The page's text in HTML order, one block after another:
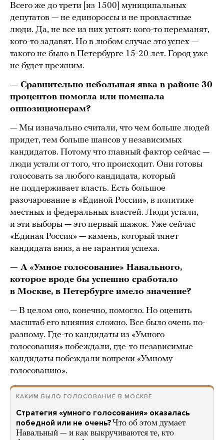
Всего же до трети [из 1500] муниципальных
депутатов — не единороссы и не провластные
люди. Да, не все из них устоят: кого-то переманят,
кого-то задавят. Но в любом случае это успех —
такого не было в Петербурге 15-20 лет. Город уже
не будет прежним.
— Сравнительно небольшая явка в районе 30
процентов помогла или помешала
оппозиционерам?
— Мы изначально считали, что чем больше людей
придет, тем больше шансов у независимых
кандидатов. Потому что главный фактор сейчас —
люди устали от того, что происходит. Они готовы
голосовать за любого кандидата, который
не поддерживает власть. Есть большое
разочарование в «Единой России», в политике
местных и федеральных властей. Люди устали,
и эти выборы — это первый шажок. Уже сейчас
«Единая Россия» — камень, который тянет
кандидата вниз, а не гарантия успеха.
— А «Умное голосование» Навального,
которое вроде бы успешно сработало
в Москве, в Петербурге имело значение?
— В целом оно, конечно, помогло. Но оценить
масштаб его влияния сложно. Все было очень по-
разному. Где-то кандидаты из «Умного
голосования» побеждали, где-то независимые
кандидаты побеждали вопреки «Умному
голосованию».
КАКИМ БЫЛО ГОЛОСОВАНИЕ В МОСКВЕ
Стратегия «умного голосования» оказалась
победной или не очень? Что об этом думает
Навальный — и как выкручиваются те, кто